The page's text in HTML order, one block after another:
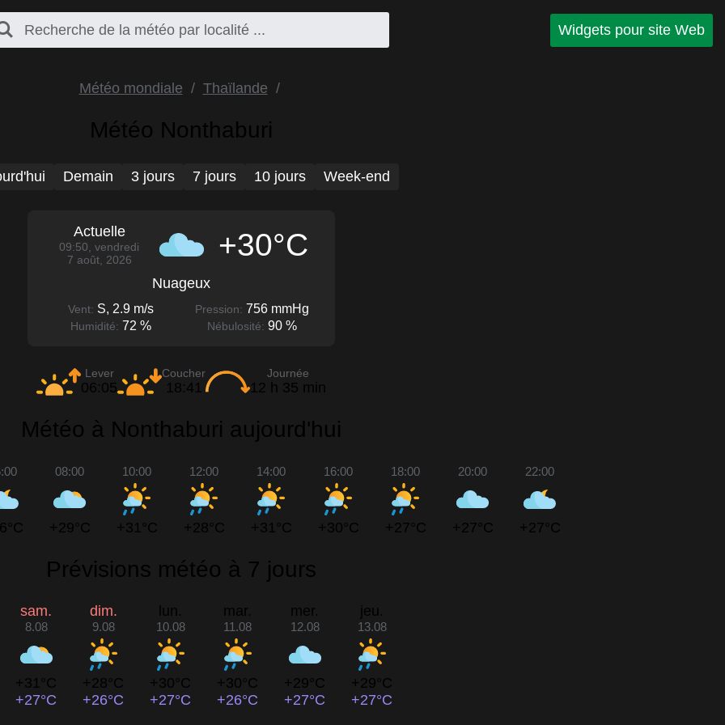
Widgets pour site Web
Météo mondiale Thaïlande
Météo Nonthaburi
Demain 3 jours 7 jours 10 jours Week-end
Actuelle
09:50, vendredi
7 août, 2026
+30°C
Nuageux
Vent: S, 2.9 m/s Pression: 756 mmHg
Humidité: 72 % Nébulosité: 90 %
Lever
06:05
Coucher
18:41
Journée
12 h 35 min
Météo à Nonthaburi aujourd'hui
08:00
+29°C
10:00
+31°C
12:00
+28°C
14:00
+31°C
16:00
+30°C
18:00
+27°C
20:00
+27°C
22:00
+27°C
Prévisions météo à 7 jours
sam.
8.08
+31°C
+27°C
dim.
9.08
+28°C
+26°C
lun.
10.08
+30°C
+27°C
mar.
11.08
+30°C
+26°C
mer.
12.08
+29°C
+27°C
jeu.
13.08
+29°C
+27°C